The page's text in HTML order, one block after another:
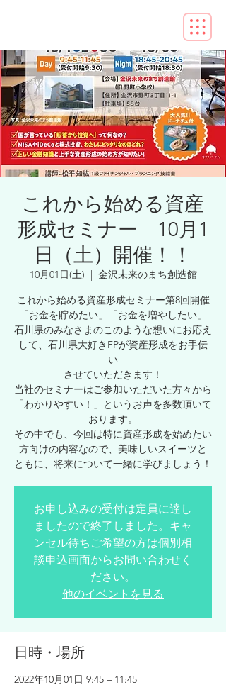
これから始める資産
形成セミナー 10月1
日（土）開催！！
10月01日(土)
  |
金沢未来のまち創造館
これから始める資産形成セミナー第8回開催
「お金を貯めたい」「お金を増やしたい」
石川県のみなさまのこのような想いにお応え
して、石川県大好きFPが資産形成をお手伝
い
させていただきます！
当社のセミナーはご参加いただいた方々から
「わかりやすい！」というお声を多数頂いて
おります。
その中でも、今回は特に資産形成を始めたい
方向けの内容なので、美味しいスイーツと
ともに、将来について一緒に学びましょう！
お申し込みの受付は定員に達し
ましたので終了しました。キャ
ンセル待ちご希望の方は個別相
談申込画面からお問い合わせく
ださい。
他のイベントを見る
日時・場所
2022年10月01日 9:45 – 11:45